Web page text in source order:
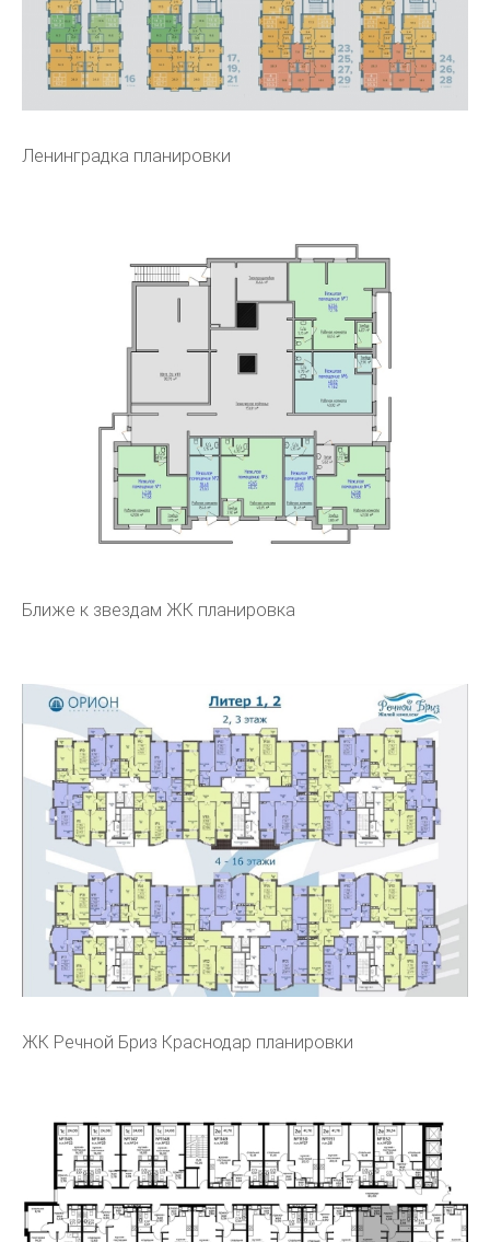
Ленинградка планировки
Ближе к звездам ЖК планировка
ЖК Речной Бриз Краснодар планировки